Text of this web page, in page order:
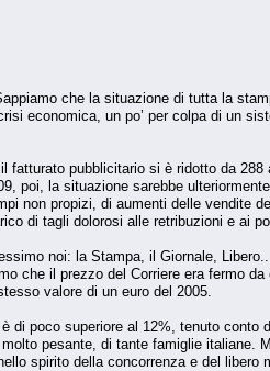
che la situazione di tutta la
economica, un po’ per colpa di un
pubblicitario si è ridotto da
poi, la situazione sarebbe ulteriormente
non propizi, di aumenti delle vendite
di tagli dolorosi alle retribuzioni e ai
noi: la Stampa, il Giornale,
che il prezzo del Corriere era fermo da
valore di un euro del 2005.
di poco superiore al 12%, tenuto
pesante, di tante famiglie italiane.
spirito della concorrenza e del libero